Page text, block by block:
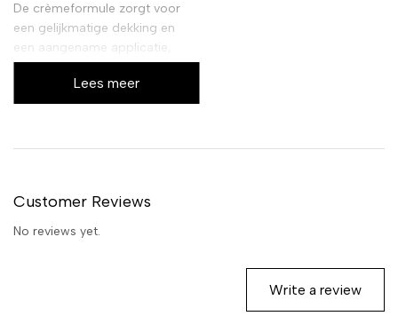
De crèmeformule zorgt voor
een gelijkmatige dekking en
een aangename applicatie,
voor professionele resultaten
gewoon bij jou thuis.
Lees meer
Customer Reviews
No reviews yet.
Write a review